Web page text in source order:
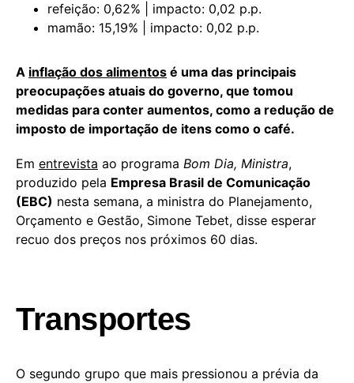
refeição: 0,62% | impacto: 0,02 p.p.
mamão: 15,19% | impacto: 0,02 p.p.
A inflação dos alimentos é uma das principais
preocupações atuais do governo, que tomou
medidas para conter aumentos, como a redução de
imposto de importação de itens como o café.
Em entrevista ao programa Bom Dia, Ministra,
produzido pela Empresa Brasil de Comunicação
(EBC) nesta semana, a ministra do Planejamento,
Orçamento e Gestão, Simone Tebet, disse esperar
recuo dos preços nos próximos 60 dias.
Transportes
O segundo grupo que mais pressionou a prévia da